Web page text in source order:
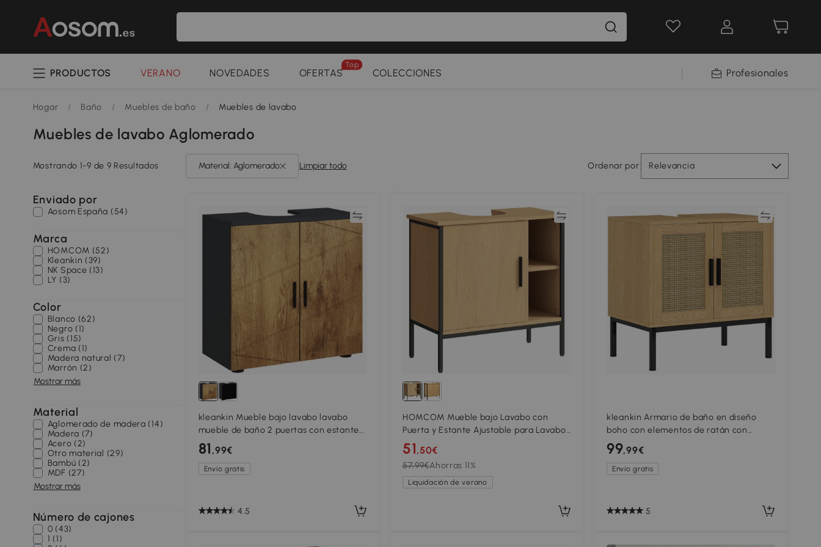
PRODUCTOS VERANO NOVEDADES OFERTAS
Top
COLECCIONES Profesionales
Hogar / Baño / Muebles de baño / Muebles de lavabo
Muebles de lavabo Aglomerado
Mostrando 1-9 de 9 Resultados Ordenar por: Relevancia
Limpiar todo
Material: Aglomerado
Enviado por
Aosom España (54)
Marca
HOMCOM (52)
Kleankin (39)
NK Space (13)
LY (3)
Color
Blanco (62)
Negro (1)
Gris (15)
Crema (1)
Madera natural (7)
Marrón (2)
Mostrar más
Material
Aglomerado de madera (14)
Madera (7)
Acero (2)
Otro material (29)
Bambú (2)
MDF (27)
Mostrar más
Número de cajones
0 (43)
1 (1)
Comparar
kleankin Mueble bajo lavabo lavabo
mueble de baño 2 puertas con estante
60x30x60 cm Grisantracita y aspecto
madera
81 ,99€
Envío gratis
4.5
HOMCOM Mueble bajo Lavabo con
Puerta y Estante Ajustable para Lavabo
con Pedestal 60x30x59,5 cm Roble
51,50€
57,99€Ahorras 11%
Liquidación de verano
Comparar
kleankin Armario de baño en diseño
boho con elementos de ratán con
recorte en forma de 'U' Roble
99,99€
Envío gratis
5